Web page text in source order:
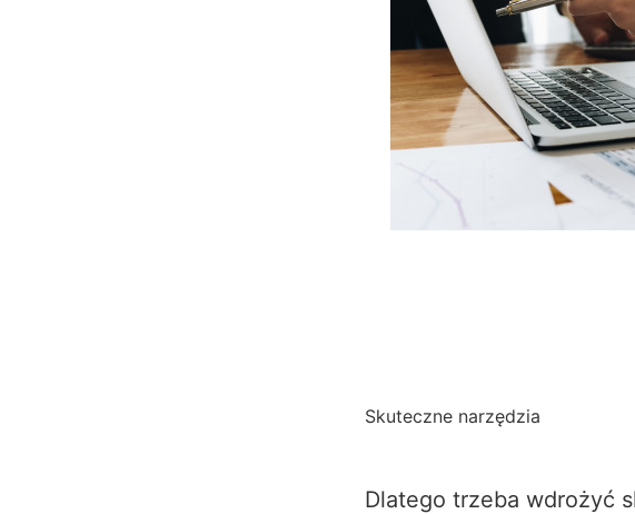
Skuteczne narzędzia
Dlatego trzeba wdrożyć